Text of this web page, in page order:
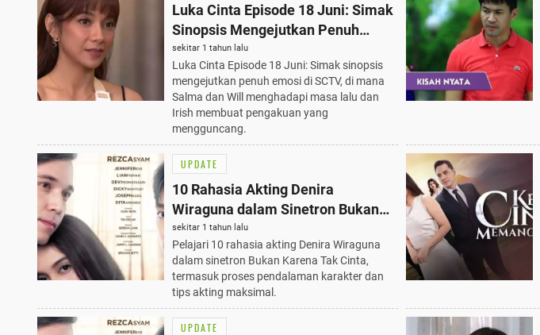
Luka Cinta Episode 18 Juni: Simak
Sinopsis Mengejutkan Penuh
Emosi di SCTV
sekitar 1 tahun lalu
Luka Cinta Episode 18 Juni: Simak sinopsis
mengejutkan penuh emosi di SCTV, di mana
Salma dan Will menghadapi masa lalu dan
Irish membuat pengakuan yang
mengguncang.
UPDATE
10 Rahasia Akting Denira
Wiraguna dalam Sinetron Bukan
Karena Tak Cinta, Wajib Tahu!
sekitar 1 tahun lalu
Pelajari 10 rahasia akting Denira Wiraguna
dalam sinetron Bukan Karena Tak Cinta,
termasuk proses pendalaman karakter dan
tips akting maksimal.
UPDATE